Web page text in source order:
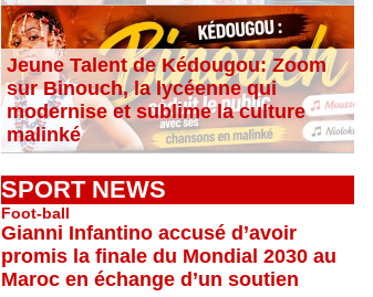
Jeune Talent de Kédougou: Zoom
sur Binouch, la lycéenne qui
modernise et sublime la culture
malinké
SPORT NEWS
Foot-ball
Gianni Infantino accusé d’avoir
promis la finale du Mondial 2030 au
Maroc en échange d’un soutien